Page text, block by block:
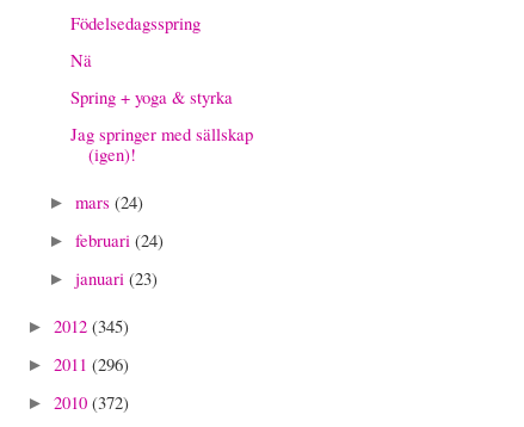
Födelsedagsspring
Nä
Spring + yoga & styrka
Jag springer med sällskap
(igen)!
► mars (24)
► februari (24)
► januari (23)
► 2012 (345)
► 2011 (296)
► 2010 (372)